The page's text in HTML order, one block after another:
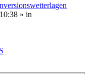
» in